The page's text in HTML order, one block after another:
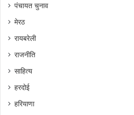
पंचायत चुनाव
मेरठ
रायबरेली
राजनीति
साहित्य
हरदोई
हरियाणा